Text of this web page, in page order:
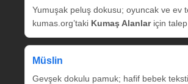
Yumuşak peluş dokusu; oyuncak ve ev
kumas.org’taki Kumaş Alanlariçin talep
Müslin
Gevşek dokulu pamuk; hafif bebek